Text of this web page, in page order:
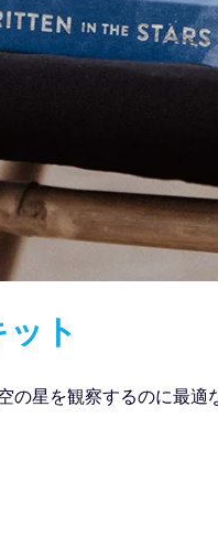
ト
の星を観察するのに最